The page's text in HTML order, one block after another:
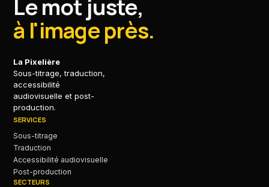
Le mot juste,
à l'image près.
La Pixelière
Sous-titrage, traduction,
accessibilité
audiovisuelle et post-
production.
SERVICES
Sous-titrage
Traduction
Accessibilité audiovisuelle
Post-production
SECTEURS